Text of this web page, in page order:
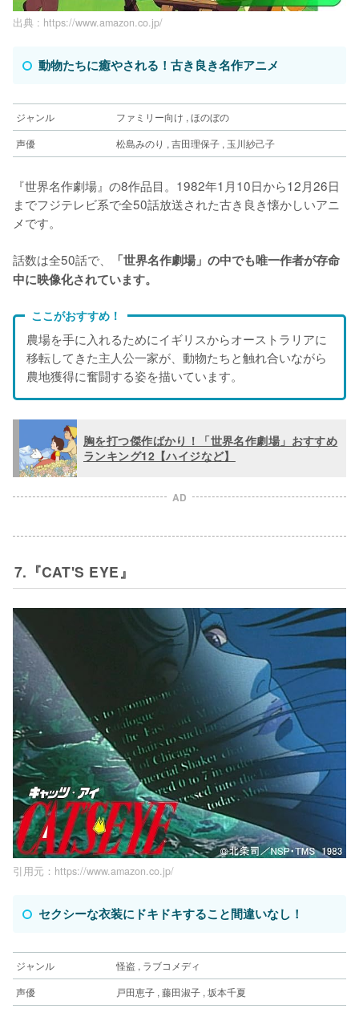
出典 : https://www.amazon.co.jp/
動物たちに癒やされる！古き良き名作アニメ
ジャンル
ファミリー向け , ほのぼの
声優
松島みのり , 吉田理保子 , 玉川紗己子
『世界名作劇場』の8作品目。1982年1月10日から12月26日
までフジテレビ系で全50話放送された古き良き懐かしいアニ
メです。
話数は全50話で、
「世界名作劇場」の中でも唯一作者が存命
中に映像化されています。
ここがおすすめ！
農場を手に入れるためにイギリスからオーストラリアに
移転してきた主人公一家が、動物たちと触れ合いながら
農地獲得に奮闘する姿を描いています。
胸を打つ傑作ばかり！「世界名作劇場」おすすめ
ランキング12【ハイジなど】
AD
7.『CAT'S EYE』
引用元：https://www.amazon.co.jp/
セクシーな衣装にドキドキすること間違いなし！
ジャンル
怪盗 , ラブコメディ
声優
戸田恵子 , 藤田淑子 , 坂本千夏